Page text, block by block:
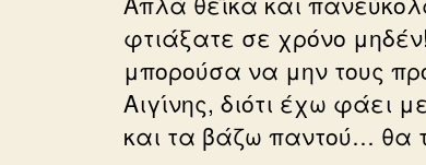
φτιάξατε σε χρόνο
μπορούσα να μην τους
Αιγίνης, διότι έχω φάει
και τα βάζω παντού… θα